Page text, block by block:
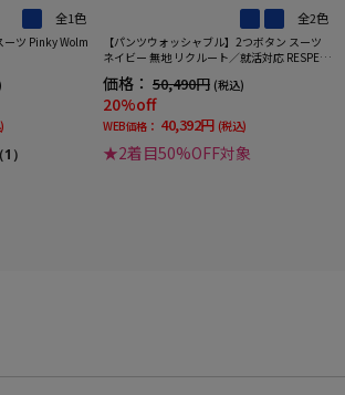
全1色
ーツ Pinky Wolm
（1）
全2色
【パンツウォッシャブル】2つボタン スーツ
ネイビー 無地 リクルート／就活対応 RESPECT
価格： 50,490円 (税込)
20%off
WEB価格： 40,392円 (税込)
★2着目50%OFF対象